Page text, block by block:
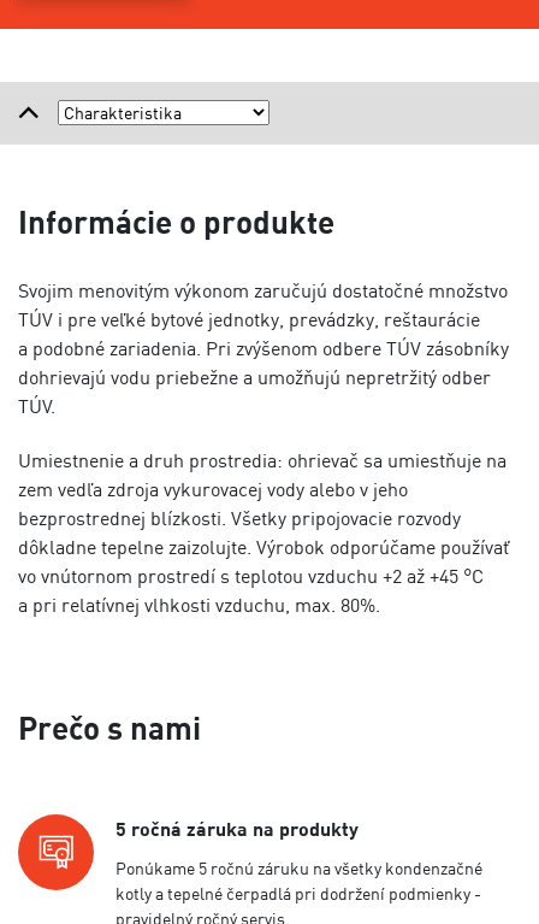
Informácie o produkte
Svojim menovitým výkonom zaručujú dostatočné množstvo
TÚV i pre veľké bytové jednotky, prevádzky, reštaurácie
a podobné zariadenia. Pri zvýšenom odbere TÚV zásobníky
dohrievajú vodu priebežne a umožňujú nepretržitý odber
TÚV.
Umiestnenie a druh prostredia: ohrievač sa umiestňuje na
zem vedľa zdroja vykurovacej vody alebo v jeho
bezprostrednej blízkosti. Všetky pripojovacie rozvody
dôkladne tepelne zaizolujte. Výrobok odporúčame používať
vo vnútornom prostredí s teplotou vzduchu +2 až +45 °C
a pri relatívnej vlhkosti vzduchu, max. 80%.
Prečo s nami
5 ročná záruka na produkty
Ponúkame 5 ročnú záruku na všetky kondenzačné
kotly a tepelné čerpadlá pri dodržení podmienky -
pravidelný ročný servis.